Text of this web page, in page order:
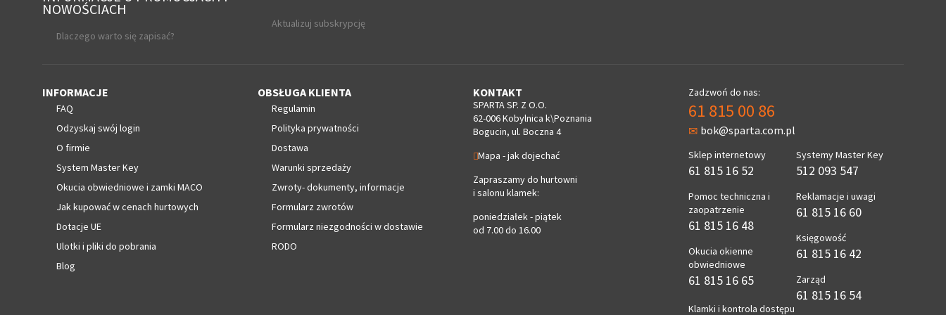
NOWOŚCIACH
Dlaczego warto się zapisać?
Aktualizuj subskrypcję
INFORMACJE
FAQ
Odzyskaj swój login
O firmie
System Master Key
Okucia obwiedniowe i zamki MACO
Jak kupować w cenach hurtowych
Dotacje UE
Ulotki i pliki do pobrania
Blog
OBSŁUGA KLIENTA
Regulamin
Polityka prywatności
Dostawa
Warunki sprzedaży
Zwroty- dokumenty, informacje
Formularz zwrotów
Formularz niezgodności w dostawie
RODO
KONTAKT
SPARTA SP. Z O.O.
62-006 Kobylnica k\Poznania
Bogucin, ul. Boczna 4
Mapa - jak dojechać
Zapraszamy do hurtowni
i salonu klamek:
poniedziałek - piątek
od 7.00 do 16.00
Zadzwoń do nas:
61 815 00 86
bok@sparta.com.pl
Sklep internetowy
61 815 16 52
Pomoc techniczna i
zaopatrzenie
61 815 16 48
Okucia okienne
obwiedniowe
61 815 16 65
Klamki i kontrola dostępu
Systemy Master Key
512 093 547
Reklamacje i uwagi
61 815 16 60
Księgowość
61 815 16 42
Zarząd
61 815 16 54